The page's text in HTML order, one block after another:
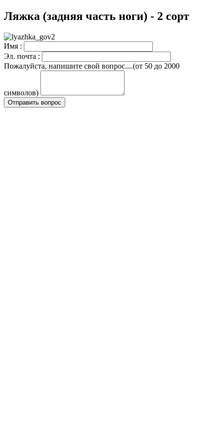
Ляжка (задняя часть ноги) - 2 сорт
Имя :
Эл. почта :
Пожалуйста, напишите свой вопрос....(от 50 до 2000
символов)
Отправить вопрос